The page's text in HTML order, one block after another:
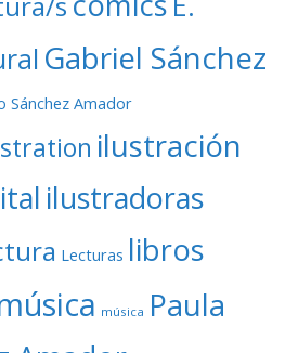
Gabriel Sánchez
Sánchez Amador
ilustración
ilustradoras
Lecturas libros
música Paula